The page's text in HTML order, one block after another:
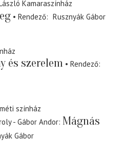
Kamaraszínház
Rendező
Rusznyák Gábor
és szerelem
Rendező
színház
- Gábor Andor Mágnás
Gábor